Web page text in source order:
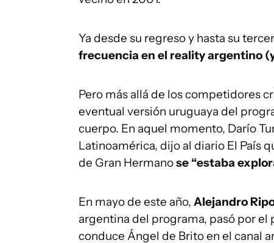
Ya desde su regreso y hasta su
frecuencia en el reality argentino
Pero más allá de los competidores
eventual versión uruguaya del
cuerpo. En aquel momento, Darío
Latinoamérica, dijo al diario El País
de Gran Hermanose “estaba
En mayo de este año, Alejandro
argentina del programa, pasó por
conduce Ángel de Brito en el canal